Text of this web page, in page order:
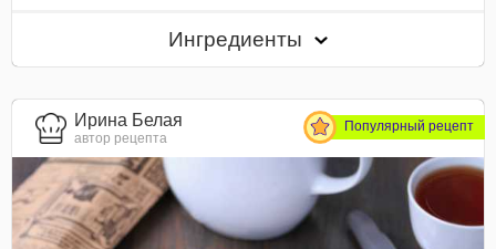
Ингредиенты
Ирина Белая
автор рецепта
Популярный рецепт